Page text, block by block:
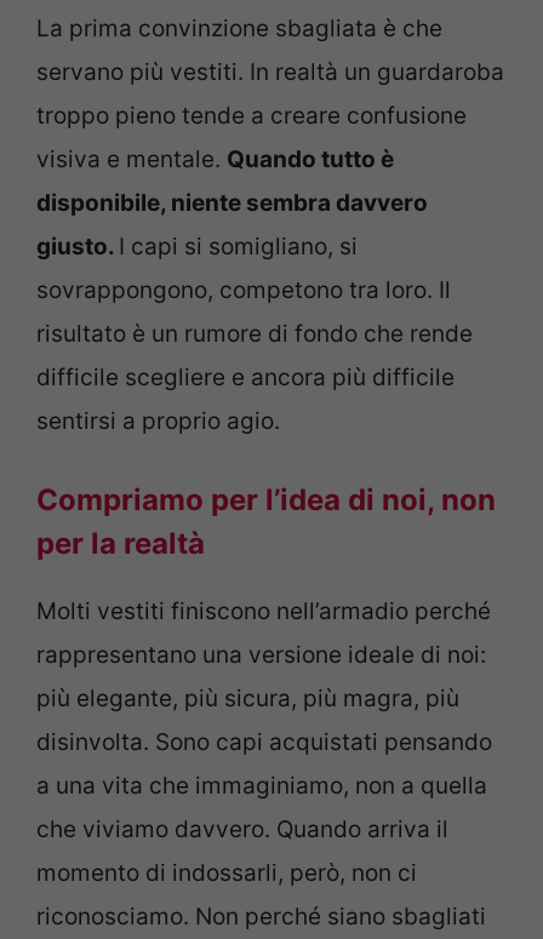
La prima convinzione sbagliata è che
servano più vestiti. In realtà un guardaroba
troppo pieno tende a creare confusione
visiva e mentale. Quando tutto è
disponibile, niente sembra davvero
giusto. I capi si somigliano, si
sovrappongono, competono tra loro. Il
risultato è un rumore di fondo che rende
difficile scegliere e ancora più difficile
sentirsi a proprio agio.
Compriamo per l’idea di noi, non
per la realtà
Molti vestiti finiscono nell’armadio perché
rappresentano una versione ideale di noi:
più elegante, più sicura, più magra, più
disinvolta. Sono capi acquistati pensando
a una vita che immaginiamo, non a quella
che viviamo davvero. Quando arriva il
momento di indossarli, però, non ci
riconosciamo. Non perché siano sbagliati